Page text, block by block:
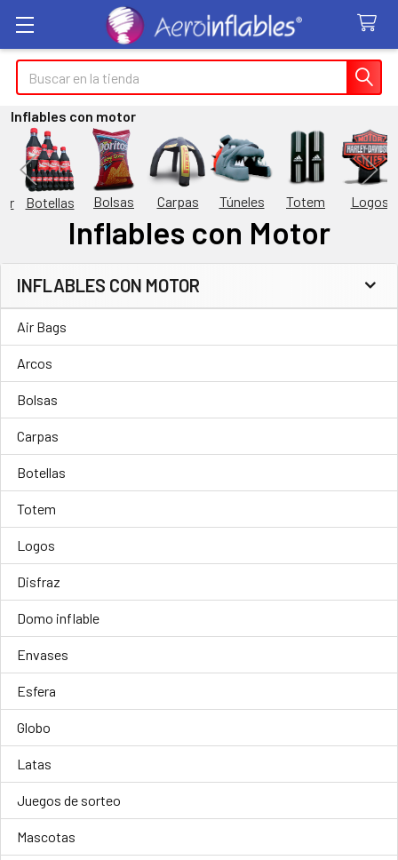
Buscar
Inflables con motor
Botellas Bolsas Carpas Túneles Totem Logos
Inflables con Motor
Barra
lateral
INFLABLES CON MOTOR
Air Bags
Arcos
Bolsas
Carpas
Botellas
Totem
Logos
Disfraz
Domo inflable
Envases
Esfera
Globo
Latas
Juegos de sorteo
Mascotas